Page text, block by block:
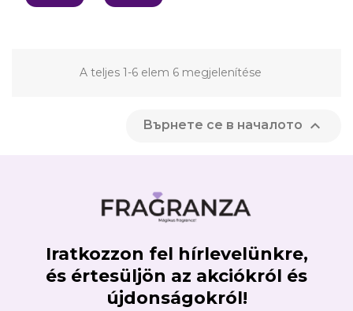
A teljes 1-6 elem 6 megjelenítése
Върнете се в началото 
Iratkozzon fel hírlevelünkre,
és értesüljön az akciókról és
újdonságokról!